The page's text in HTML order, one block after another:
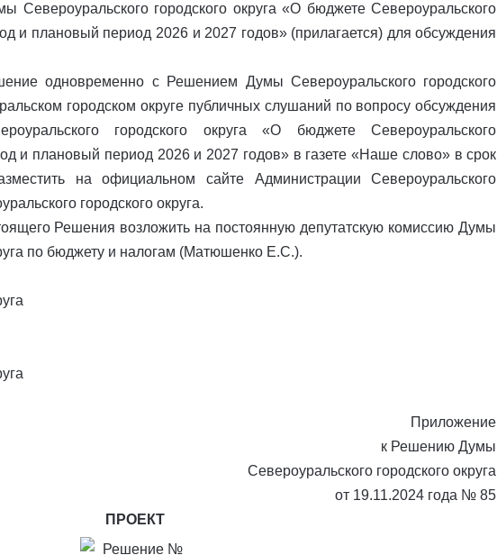
Североуральского городского округа «О бюджете Североуральского
и плановый период 2026 и 2027 годов» (прилагается) для обсуждения
одновременно с Решением Думы Североуральского городского
городском округе публичных слушаний по вопросу обсуждения
городского округа «О бюджете Североуральского
и плановый период 2026 и 2027 годов» в газете «Наше слово» в срок
на официальном сайте Администрации Североуральского
городского округа.
Решения возложить на постоянную депутатскую комиссию Думы
по бюджету и налогам (Матюшенко Е.С.).
Приложение
к Решению Думы
Североуральского городского округа
от 19.11.2024 года № 85
ПРОЕКТ